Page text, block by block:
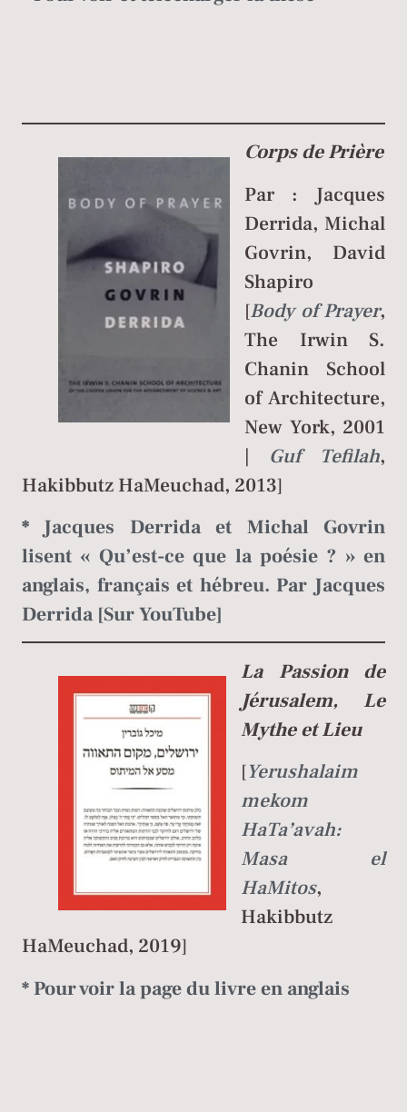
Corps de Prière
Par : Jacques
Derrida, Michal
Govrin, David
Shapiro
[Body of Prayer,
The Irwin S.
Chanin School
of Architecture,
New York, 2001
| Guf Tefilah,
Hakibbutz HaMeuchad, 2013]
* Jacques Derrida et Michal Govrin
lisent « Qu’est-ce que la poésie ? » en
anglais, français et hébreu. Par Jacques
Derrida [Sur YouTube]
La Passion de
Jérusalem, Le
Mythe et Lieu
[Yerushalaim
mekom
HaTa’avah:
Masa el
HaMitos,
Hakibbutz
HaMeuchad, 2019]
* Pour voir la page du livre en anglais